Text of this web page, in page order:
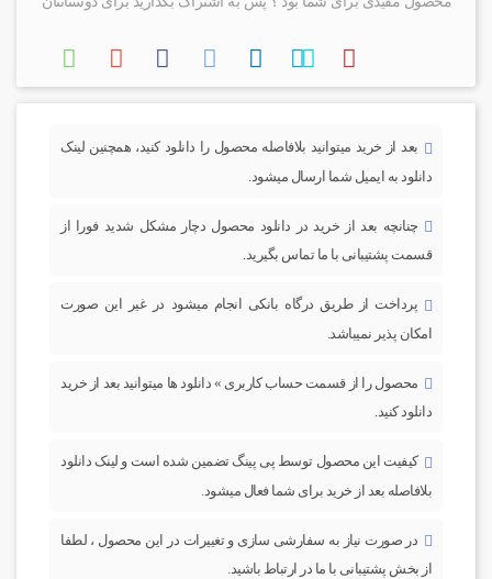
بعد از خرید میتوانید بلافاصله محصول را دانلود کنید، همچنین لینک
دانلود به ایمیل شما ارسال میشود.
چنانچه بعد از خرید در دانلود محصول دچار مشکل شدید فورا از
قسمت پشتیبانی با ما تماس بگیرید.
پرداخت از طریق درگاه بانکی انجام میشود در غیر این صورت
امکان پذیر نمیباشد.
محصول را از قسمت حساب کاربری » دانلود ها میتوانید بعد از خرید
دانلود کنید.
کیفیت این محصول توسط پی پینگ تضمین شده است و لینک دانلود
بلافاصله بعد از خرید برای شما فعال میشود.
در صورت نیاز به سفارشی سازی و تغییرات در این محصول ، لطفا
از بخش پشتیبانی با ما در ارتباط باشید.